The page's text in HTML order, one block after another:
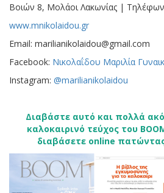
Βοιών 8, Μολάοι Λακωνίας |
www.mnikolaidou.gr
Email: marilianikolaidou@gmail.com
Facebook: Νικολαΐδου Μαριλία
Instagram: @marilianikolaidou
Διαβάστε αυτό και πολλά
καλοκαιρινό τεύχος του
διαβάσετε online